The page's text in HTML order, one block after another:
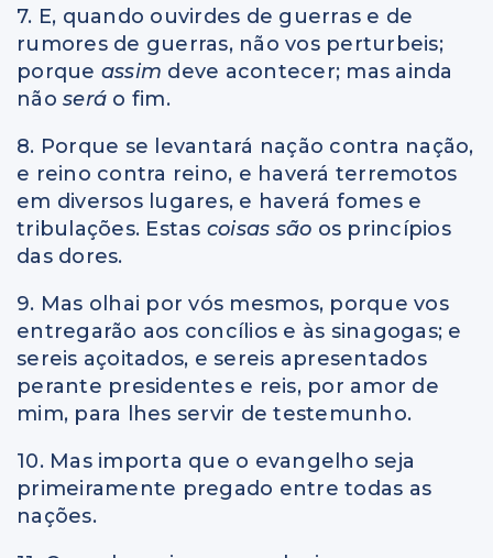
7. E, quando ouvirdes de guerras e de
rumores de guerras, não vos perturbeis;
porque assim deve acontecer; mas ainda
não será o fim.
8. Porque se levantará nação contra nação,
e reino contra reino, e haverá terremotos
em diversos lugares, e haverá fomes e
tribulações. Estas coisas são os princípios
das dores.
9. Mas olhai por vós mesmos, porque vos
entregarão aos concílios e às sinagogas; e
sereis açoitados, e sereis apresentados
perante presidentes e reis, por amor de
mim, para lhes servir de testemunho.
10. Mas importa que o evangelho seja
primeiramente pregado entre todas as
nações.